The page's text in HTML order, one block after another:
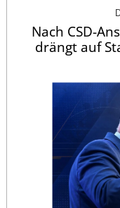
Nach CSD-
drängt auf